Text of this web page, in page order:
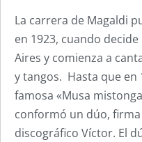
La carrera de Magaldi
en 1923, cuando
Aires y comienza a
y tangos. Hasta que
famosa «Musa
conformó un dúo,
discográfico Víctor. El